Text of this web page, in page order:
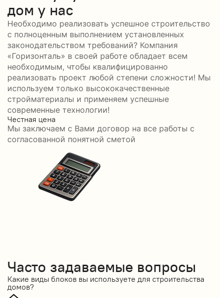
дом у нас
Необходимо реализовать успешное строительство
с полноценным выполнением установленных
законодательством требований? Компания
«Горизонталь» в своей работе обладает всем
необходимым, чтобы квалифицированно
реализовать проект любой степени сложности! Мы
используем только высококачественные
стройматериалы и применяем успешные
современные технологии!
Честная цена
Мы заключаем с Вами договор на все работы с
согласованной понятной сметой
Часто задаваемые вопросы
Какие виды блоков вы используете для строительства
домов?